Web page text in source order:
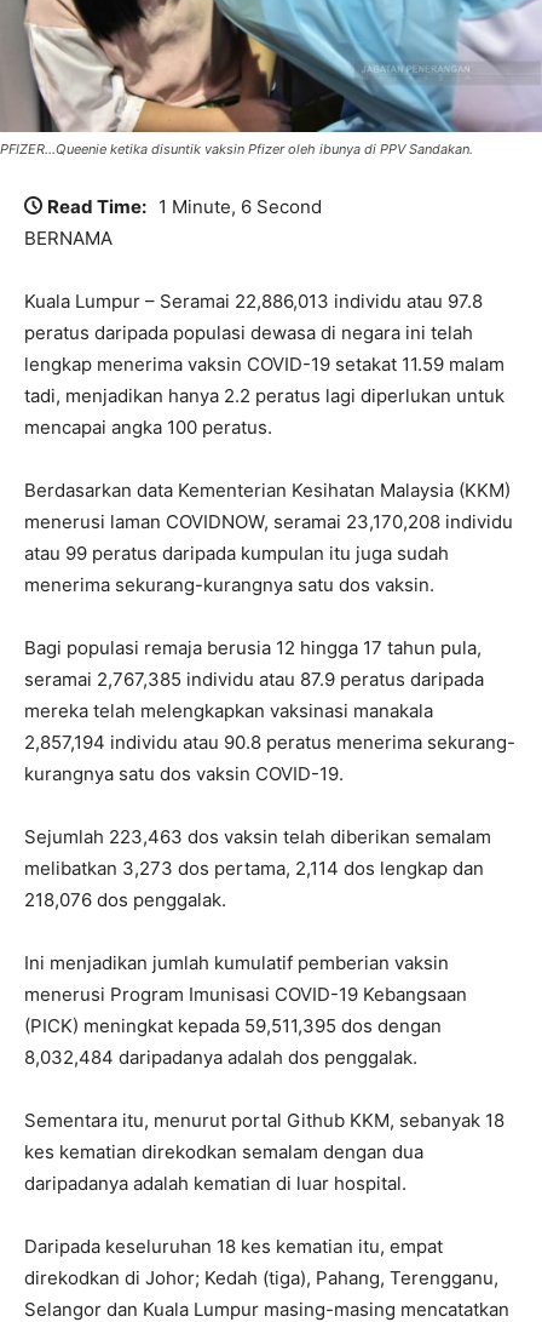
PFIZER...Queenie ketika disuntik vaksin Pfizer oleh ibunya di PPV Sandakan.
Read Time: 1 Minute, 6 Second
BERNAMA
Kuala Lumpur – Seramai 22,886,013 individu atau 97.8
peratus daripada populasi dewasa di negara ini telah
lengkap menerima vaksin COVID-19 setakat 11.59 malam
tadi, menjadikan hanya 2.2 peratus lagi diperlukan untuk
mencapai angka 100 peratus.
Berdasarkan data Kementerian Kesihatan Malaysia (KKM)
menerusi laman COVIDNOW, seramai 23,170,208 individu
atau 99 peratus daripada kumpulan itu juga sudah
menerima sekurang-kurangnya satu dos vaksin.
Bagi populasi remaja berusia 12 hingga 17 tahun pula,
seramai 2,767,385 individu atau 87.9 peratus daripada
mereka telah melengkapkan vaksinasi manakala
2,857,194 individu atau 90.8 peratus menerima sekurang-
kurangnya satu dos vaksin COVID-19.
Sejumlah 223,463 dos vaksin telah diberikan semalam
melibatkan 3,273 dos pertama, 2,114 dos lengkap dan
218,076 dos penggalak.
Ini menjadikan jumlah kumulatif pemberian vaksin
menerusi Program Imunisasi COVID-19 Kebangsaan
(PICK) meningkat kepada 59,511,395 dos dengan
8,032,484 daripadanya adalah dos penggalak.
Sementara itu, menurut portal Github KKM, sebanyak 18
kes kematian direkodkan semalam dengan dua
daripadanya adalah kematian di luar hospital.
Daripada keseluruhan 18 kes kematian itu, empat
direkodkan di Johor; Kedah (tiga), Pahang, Terengganu,
Selangor dan Kuala Lumpur masing-masing mencatatkan